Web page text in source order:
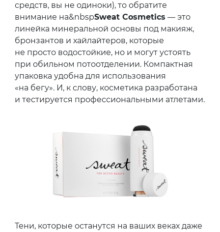
средств, вы не одиноки), то обратите
внимание на&nbspSweat Cosmetics — это
линейка минеральной основы под макияж,
бронзантов и хайлайтеров, которые
не просто водостойкие, но и могут устоять
при обильном потоотделении. Компактная
упаковка удобна для использования
«на бегу». И, к слову, косметика разработана
и тестируется профессиональными атлетами.
Тени, которые останутся на ваших веках даже